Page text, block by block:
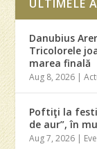
ULTIMELE
Danubius
Tricolorele
marea finală
Aug 8, 2026 |
Poftiţi la
de aur”, în
Aug 7, 2026 |